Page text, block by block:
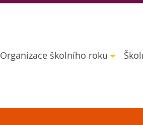
Organizace školního roku